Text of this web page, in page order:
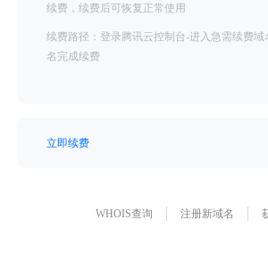
续费，续费后可恢复正常使用
续费路径：登录腾讯云控制台-进入急需续费域
名完成续费
立即续费
WHOIS查询 注册新域名